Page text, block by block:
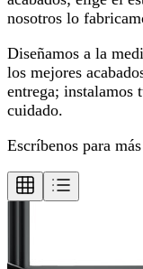
nosotros lo
Diseñamos a la
los mejores
entrega; instalamos
cuidado.
Escríbenos para